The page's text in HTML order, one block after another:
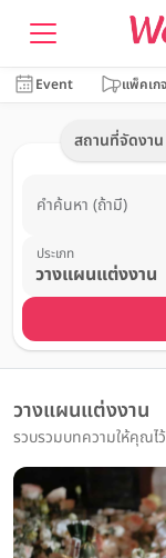
Event แพ็คเกจ
สถานที่จัดงาน
คำค้นหา (ถ้ามี)
ประเภท
วางแผนแต่งงาน
รวบรวมบทความให้คุณไ